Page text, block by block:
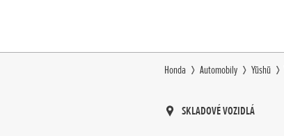
Honda Automobily Yūshū
SKLADOVÉ VOZIDLÁ